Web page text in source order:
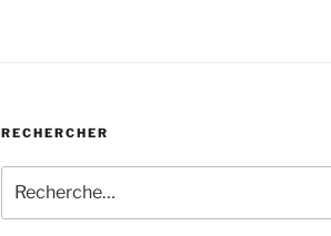
RECHERCHER
pour
: